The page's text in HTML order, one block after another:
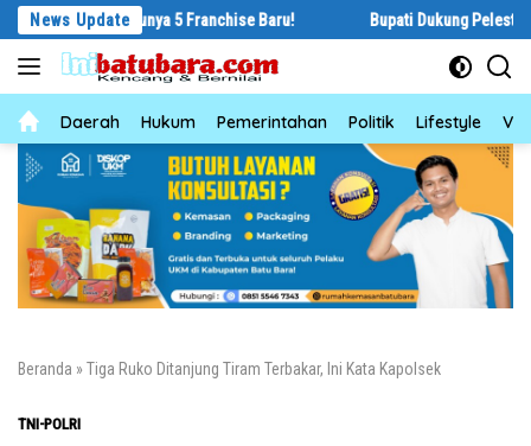
Langsung
konten
News Update
Punya 5 Franchise Baru! Bupati Dukung Pelestarian Budaya
NewsDaerah Hukum Pemerintahan Politik Lifestyle
Beranda » Tiga Ruko Ditanjung Tiram Terbakar, Ini Kata Kapolsek
TNI-POLRI